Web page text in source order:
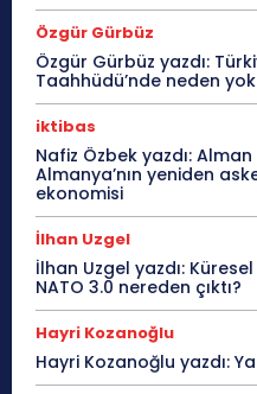
Özgür Gürbüz
Özgür Gürbüz yazdı:
Taahhüdü’nde neden
iktibas
Nafiz Özbek yazdı:
Almanya’nın yeniden
ekonomisi
İlhan Uzgel
İlhan Uzgel yazdı:
NATO 3.0 nereden çıktı?
Hayri Kozanoğlu
Hayri Kozanoğlu yazdı: